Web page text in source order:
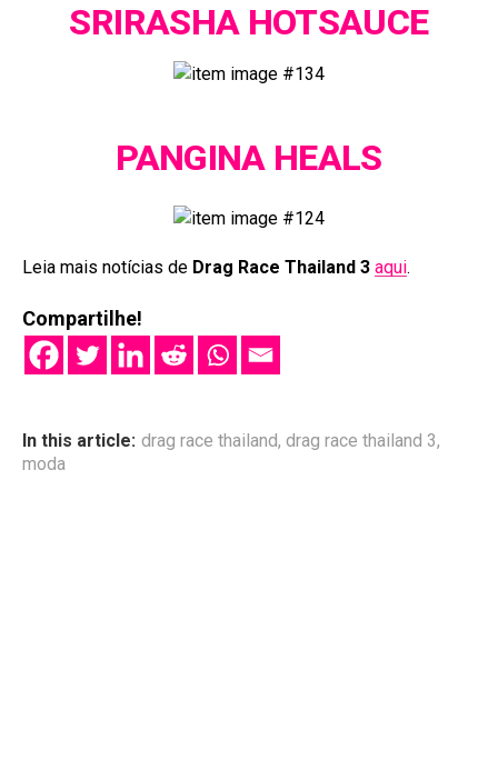
SRIRASHA HOTSAUCE
PANGINA HEALS
Leia mais notícias de Drag Race Thailand 3 aqui.
Compartilhe!
In this article: drag race thailand, drag race thailand 3,
moda